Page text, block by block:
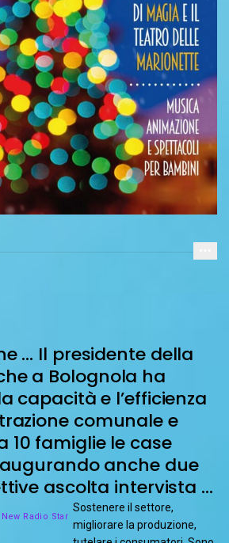
… Il presidente della
a Bolognola ha
capacità e l’efficienza
comunale e
10 famiglie le case
anche due
ascolta intervista …
New Radio Star
Sostenere il settore,
migliorare la produzione,